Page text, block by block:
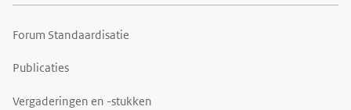
Forum Standaardisatie
Publicaties
Vergaderingen en -stukken